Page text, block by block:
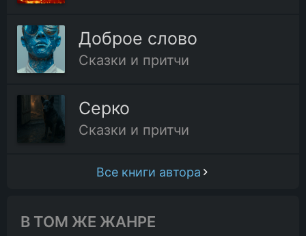
Доброе слово
Сказки и притчи
Серко
Сказки и притчи
Все книги автора
В ТОМ ЖЕ ЖАНРЕ